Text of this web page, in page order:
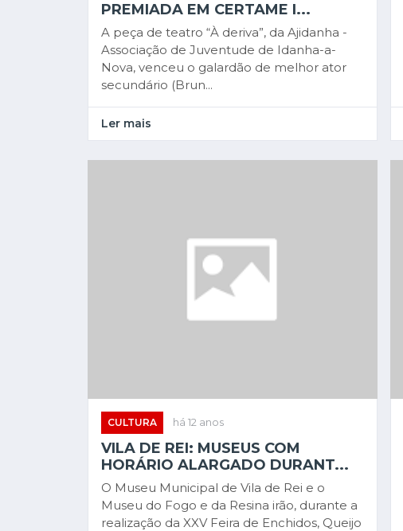
PREMIADA EM CERTAME I...
A peça de teatro “À deriva”, da Ajidanha -
Associação de Juventude de Idanha-a-
Nova, venceu o galardão de melhor ator
secundário (Brun...
Ler mais
CULTURA há 12 anos
VILA DE REI: MUSEUS COM
HORÁRIO ALARGADO DURANT...
O Museu Municipal de Vila de Rei e o
Museu do Fogo e da Resina irão, durante a
realização da XXV Feira de Enchidos, Queijo